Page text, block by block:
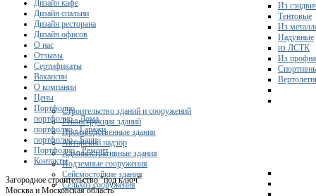
Из
Тентовые
Из
Надувные
из ЛСТК
Из
Строительство зданий и сооружений
Реконструкция зданий
Производственные здания
Авторский надзор
Административные здания
Подземные сооружения
Сейсмостойкие здания
Сельхоз сооружения
Дизайн кафе
Дизайн спальни
Дизайн ресторана
Дизайн офисов
О нас
Отзывы
Сертификаты
Вакансии
О компании
Цены
Портфолио
портфолио - Дома
портфолио - Гаражи
портфолио - Бани
Портфолио - Ремонт
Контакты
Загородное строительство "под ключ"
Москва и Московская область